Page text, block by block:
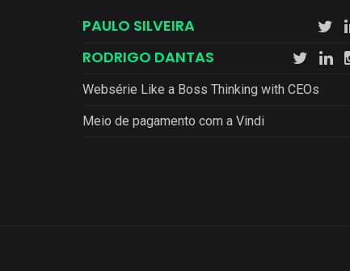
PAULO SILVEIRA
RODRIGO DANTAS
Websérie Like a Boss Thinking with CEOs
Meio de pagamento com a Vindi